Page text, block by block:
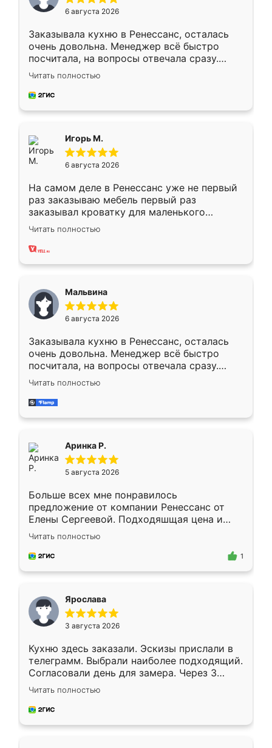
6 августа 2026
Заказывала кухню в Ренессанс, осталась
очень довольна. Менеджер всё быстро
посчитала, на вопросы отвечала сразу.
Замерщик приехал в субботу, подошёл к
делу со всей ответственностью. Собрали
за день, ребята работали аккуратно, даже
Читать полностью
Игорь М.
6 августа 2026
На самом деле в Ренессанс уже не первый
раз заказываю мебель первый раз
заказывал кроватку для маленького
ребёнка при его рождении ,во второй раз
заказал шкаф-купе. По качеству очень
хорошее сборка достаточно быстрая,
меньше, здесь же он более разнообразный.
Мне нравится ,если что-то потребуется из
мебели буду заказывать только здесь.
Читать полностью
Мальвина
6 августа 2026
Заказывала кухню в Ренессанс, осталась
очень довольна. Менеджер всё быстро
посчитала, на вопросы отвечала сразу.
Замерщик приехал в субботу, подошёл к
делу со всей ответственностью. Собрали
за день, ребята работали аккуратно, даже
Читать полностью
Аринка Р.
5 августа 2026
Больше всех мне понравилось
предложение от компании Ренессанс от
Елены Сергеевой. Подходяшщая цена и
короткие сроки изготовления. Приехавший
для замера сотрудник Владислав
предложил по моему эскизу самый
Читать полностью
1
Ярослава
3 августа 2026
Кухню здесь заказали. Эскизы прислали в
телеграмм. Выбрали наиболее подходящий.
Согласовали день для замера. Через 3
недели кухня была уже готова. Остались
довольны работой. Спасибо Ренессанс
мебель за качественную работу!
Читать полностью